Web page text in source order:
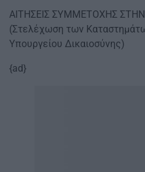
ΑΙΤΗΣΕΙΣ ΣΥΜΜΕΤΟΧΗΣ ΣΤΗΝ
(Στελέχωση των
Υπουργείου Δικαιοσύνης)
{ad}